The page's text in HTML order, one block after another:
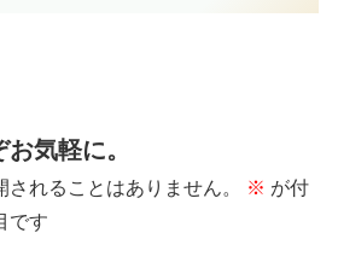
気軽に。
れることはありません。 ※ が付
です